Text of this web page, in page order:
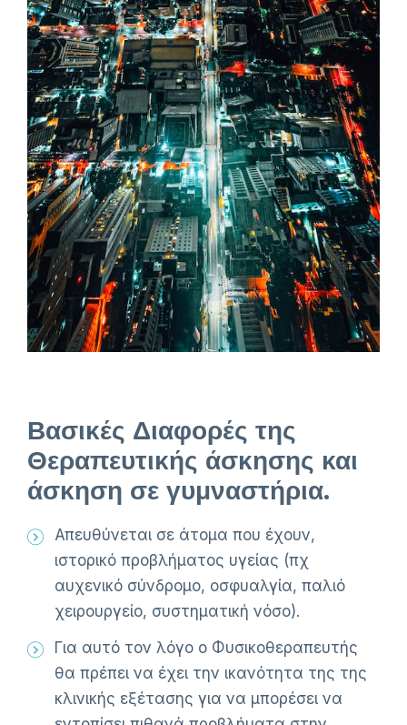
Βασικές Διαφορές της
Θεραπευτικής άσκησης και
άσκηση σε γυμναστήρια.
Απευθύνεται σε άτομα που έχουν,
ιστορικό προβλήματος υγείας (πχ
αυχενικό σύνδρομο, οσφυαλγία, παλιό
χειρουργείο, συστηματική νόσο).
Για αυτό τον λόγο ο Φυσικοθεραπευτής
θα πρέπει να έχει την ικανότητα της της
κλινικής εξέτασης για να μπορέσει να